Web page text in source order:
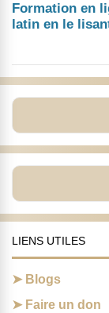
Formation en
latin en le
LIENS UTILES
Blogs
Faire un don